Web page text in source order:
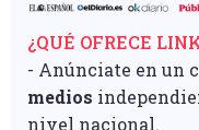
¿QUÉ OFRECE
- Anúnciate en un
medios
nivel nacional.